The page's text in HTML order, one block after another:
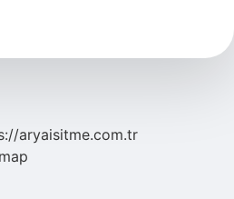
aryaisitme.com.tr